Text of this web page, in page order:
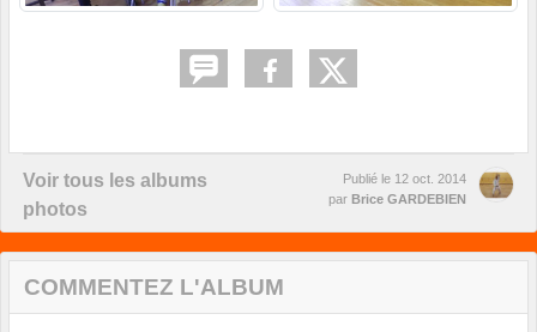
Voir tous les albums
photos
Publié le 12 oct. 2014
par Brice GARDEBIEN
COMMENTEZ L'ALBUM